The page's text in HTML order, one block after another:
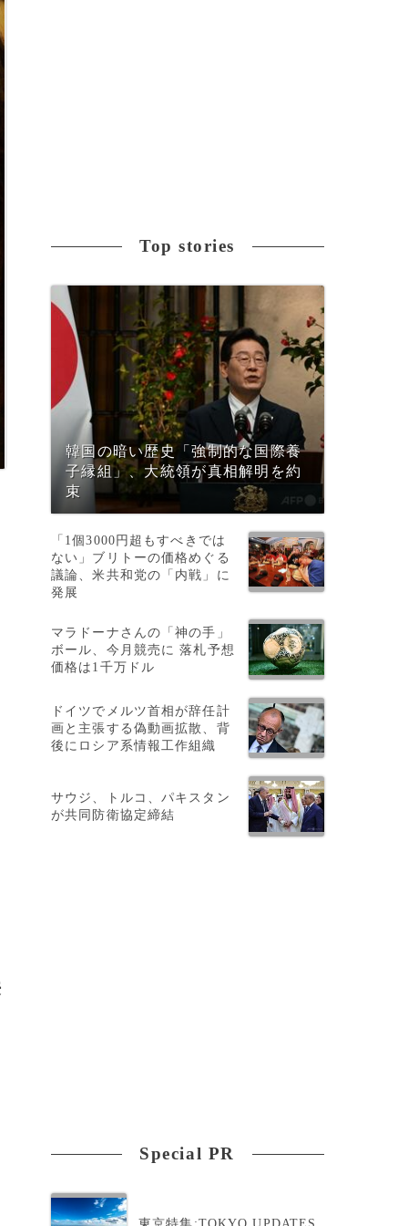
Top stories
韓国の暗い歴史「強制的な国際養
子縁組」、大統領が真相解明を約
束
「1個3000円超もすべきでは
ない」ブリトーの価格めぐる
議論、米共和党の「内戦」に
発展
マラドーナさんの「神の手」
ボール、今月競売に 落札予想
価格は1千万ドル
ドイツでメルツ首相が辞任計
画と主張する偽動画拡散、背
後にロシア系情報工作組織
サウジ、トルコ、パキスタン
が共同防衛協定締結
Special PR
東京特集:TOKYO UPDATES